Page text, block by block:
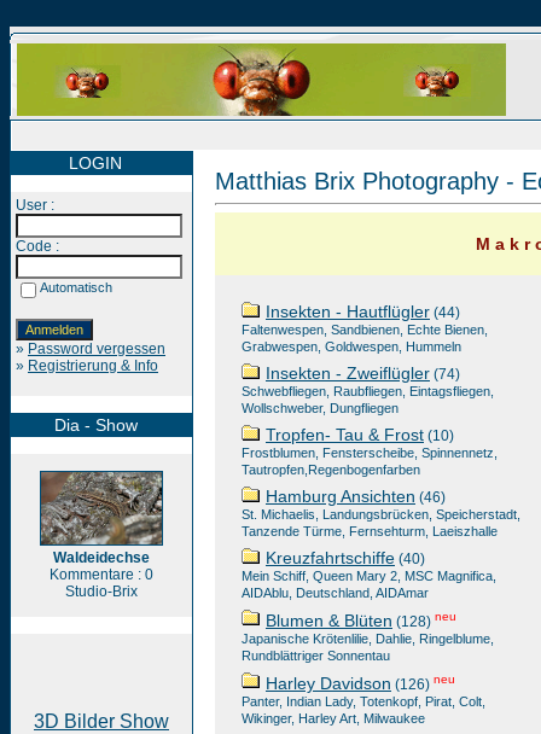
LOGIN
User :
Code :
Automatisch
» Password vergessen
» Registrierung & Info
Dia - Show
Waldeidechse
Kommentare : 0
Studio-Brix
3D Bilder Show
Matthias Brix Photography -
M a k r
Insekten - Hautflügler (44)
Faltenwespen, Sandbienen, Echte Bienen,
Grabwespen, Goldwespen, Hummeln
Insekten - Zweiflügler (74)
Schwebfliegen, Raubfliegen, Eintagsfliegen,
Wollschweber, Dungfliegen
Tropfen- Tau & Frost (10)
Frostblumen, Fensterscheibe, Spinnennetz,
Tautropfen,Regenbogenfarben
Hamburg Ansichten (46)
St. Michaelis, Landungsbrücken, Speicherstadt,
Tanzende Türme, Fernsehturm, Laeiszhalle
Kreuzfahrtschiffe (40)
Mein Schiff, Queen Mary 2, MSC Magnifica,
AIDAblu, Deutschland, AIDAmar
Blumen & Blüten (128) neu
Japanische Krötenlilie, Dahlie, Ringelblume,
Rundblättriger Sonnentau
Harley Davidson (126) neu
Panter, Indian Lady, Totenkopf, Pirat, Colt,
Wikinger, Harley Art, Milwaukee